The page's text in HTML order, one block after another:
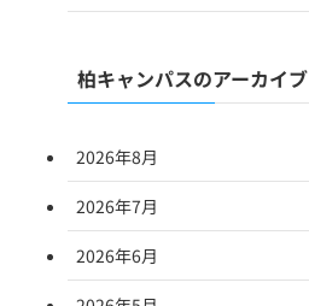
柏キャンパスのアーカイブ
2026年8月
2026年7月
2026年6月